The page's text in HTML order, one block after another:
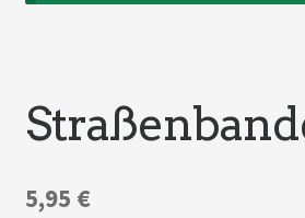
5,95 €